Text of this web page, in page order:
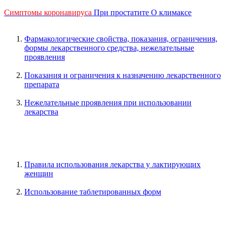
Симптомы коронавируса При простатите О климаксе
Фармакологические свойства, показания, ограничения,
формы лекарственного средства, нежелательные
проявления
Показания и ограничения к назначению лекарственного
препарата
Нежелательные проявления при использовании
лекарства
Правила использования лекарства у лактирующих
женщин
Использование таблетированных форм